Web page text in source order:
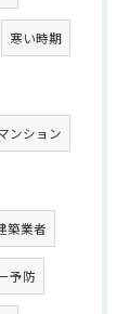
寒い時期
ンション
築業者
予防